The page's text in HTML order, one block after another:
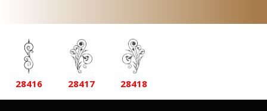
28416 28417 28418